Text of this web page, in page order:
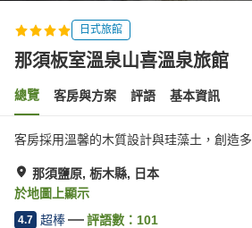
日式旅館
那須板室溫泉山喜溫泉旅館
總覽 客房與方案 評語 基本資訊
客房採用溫馨的木質設計與珪藻土，創造
那須鹽原, 栃木縣, 日本
於地圖上顯示
4.7 超棒 評語數： 101